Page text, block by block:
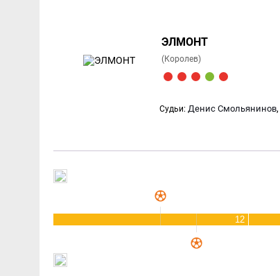
ЭЛМОНТ
(Королев)
Судьи: Денис Смольянинов,
12